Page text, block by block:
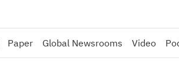
Paper Global Newsrooms Video